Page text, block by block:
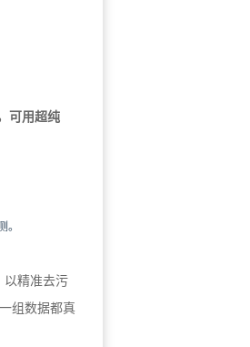
可用超纯
。
以精准去污
组数据都真